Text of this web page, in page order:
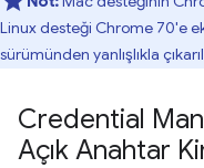
Linux desteği Chrome 70'e
sürümünden yanlışlıkla
Credential
Açık Anahtar